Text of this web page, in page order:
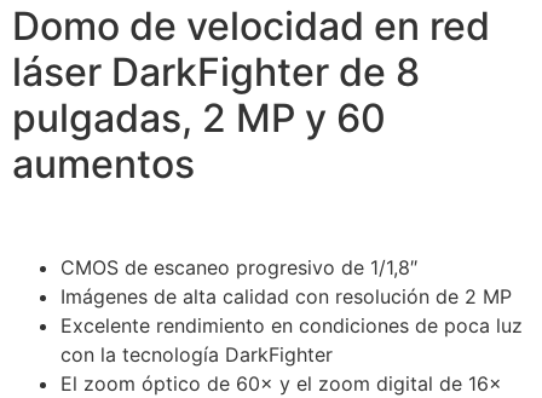
Domo de velocidad en red
láser DarkFighter de 8
pulgadas, 2 MP y 60
aumentos
CMOS de escaneo progresivo de 1/1,8″
Imágenes de alta calidad con resolución de 2 MP
Excelente rendimiento en condiciones de poca luz
con la tecnología DarkFighter
El zoom óptico de 60× y el zoom digital de 16×